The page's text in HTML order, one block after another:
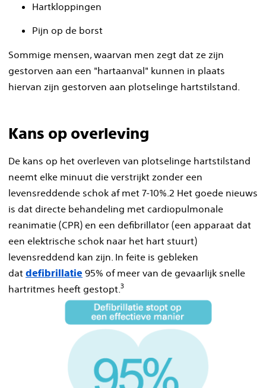
Hartkloppingen
Pijn op de borst
Sommige mensen, waarvan men zegt dat ze zijn
gestorven aan een "hartaanval" kunnen in plaats
hiervan zijn gestorven aan plotselinge hartstilstand.
Kans op overleving
De kans op het overleven van plotselinge hartstilstand
neemt elke minuut die verstrijkt zonder een
levensreddende schok af met 7-10%.2 Het goede nieuws
is dat directe behandeling met cardiopulmonale
reanimatie (CPR) en een defibrillator (een apparaat dat
een elektrische schok naar het hart stuurt)
levensreddend kan zijn. In feite is gebleken
dat defibrillatie 95% of meer van de gevaarlijk snelle
hartritmes heeft gestopt.3